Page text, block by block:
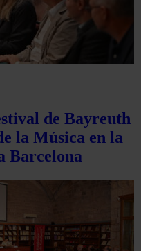
de Bayreuth
la Música en la
Barcelona